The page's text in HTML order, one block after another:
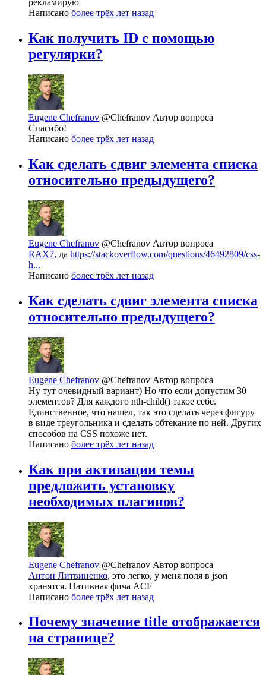
рекламирую
Написано более трёх лет назад
Как получить ID с помощью
регулярки?
Eugene Chefranov @Chefranov Автор вопроса
Спасибо!
Написано более трёх лет назад
Как сделать сдвиг элемента списка
относительно предыдущего?
Eugene Chefranov @Chefranov Автор вопроса
RAX7, да https://stackoverflow.com/questions/46492809/css-
h...
Написано более трёх лет назад
Как сделать сдвиг элемента списка
относительно предыдущего?
Eugene Chefranov @Chefranov Автор вопроса
Ну тут очевидный вариант) Но что если допустим 30
элементов? Для каждого nth-child() такое себе.
Единственное, что нашел, так это сделать через фигуру
в виде треугольника и сделать обтекание по ней. Других
способов на CSS похоже нет.
Написано более трёх лет назад
Как при активации темы
предложить установку
необходимых плагинов?
Eugene Chefranov @Chefranov Автор вопроса
Антон Литвиненко, это легко, у меня поля в json
хранятся. Нативная фича ACF
Написано более трёх лет назад
Почему значение title отображается
на странице?